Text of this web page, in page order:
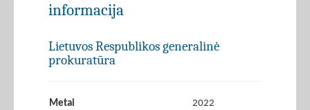
informacija
Lietuvos Respublikos generalinė
prokuratūra
Metai 2022